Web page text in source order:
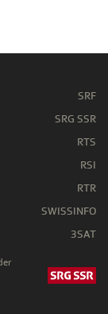
SRF
SRG SSR
RTS
RSI
RTR
SWISSINFO
3SAT